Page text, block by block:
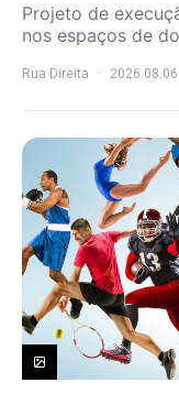
Projeto de
nos espaços de
Rua Direita 2026.08.06